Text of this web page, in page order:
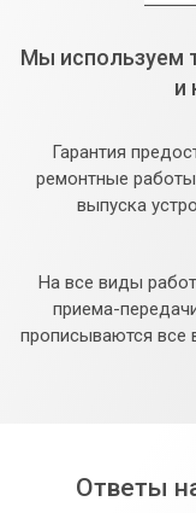
Мы используем
и
Гарантия
ремонтные
выпуска
На все виды
приема-
прописываются все
Ответы